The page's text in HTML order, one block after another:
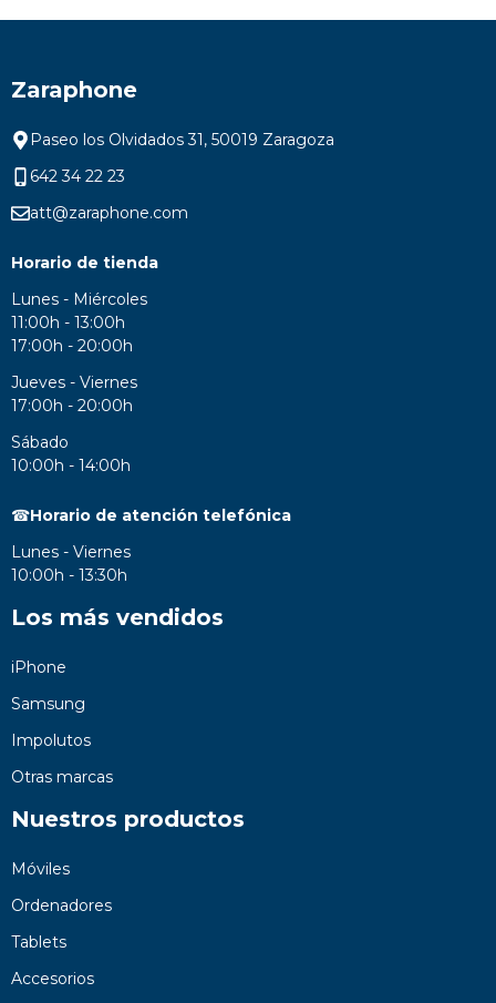
Zaraphone
Paseo los Olvidados 31, 50019 Zaragoza
642 34 22 23
att@zaraphone.com
Horario de tienda
Lunes - Miércoles
11:00h - 13:00h
17:00h - 20:00h
Jueves - Viernes
17:00h - 20:00h
Sábado
10:00h - 14:00h
☎Horario de atención telefónica
Lunes - Viernes
10:00h - 13:30h
Los más vendidos
iPhone
Samsung
Impolutos
Otras marcas
Nuestros productos
Móviles
Ordenadores
Tablets
Accesorios